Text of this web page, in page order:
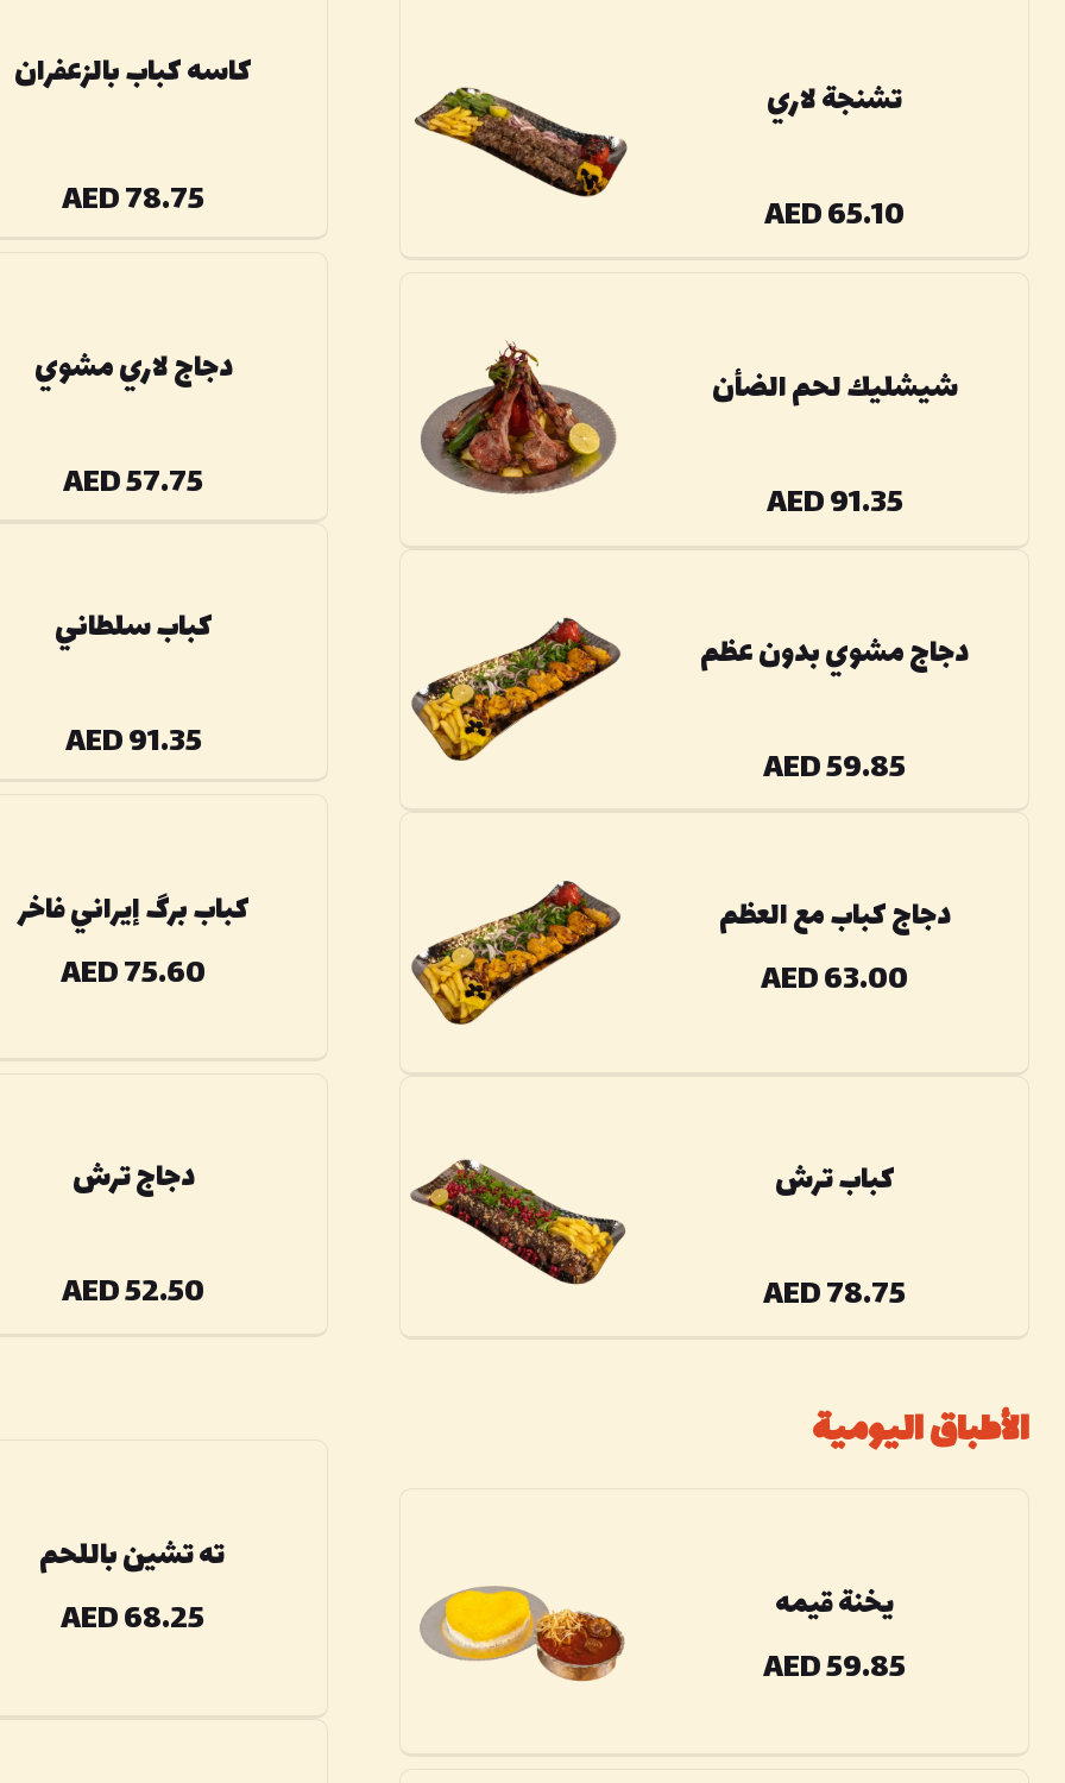
تشنجة لاري
AED 65.10
شيشليك لحم الضأن
AED 91.35
دجاج مشوي بدون عظم
AED 59.85
دجاج كباب مع العظم
AED 63.00
كباب ترش
AED 78.75
كاسه كباب بالزعفران
AED 78.75
دجاج لاري مشوي
AED 57.75
كباب سلطاني
AED 91.35
كباب برگ إيراني فاخر
AED 75.60
دجاج ترش
AED 52.50
الأطباق اليومية
يخنة قیمه
AED 59.85
ته تشين باللحم
AED 68.25